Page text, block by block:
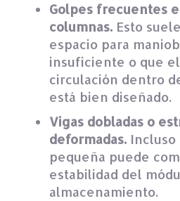
Golpes frecuentes
columnas. Esto
espacio para
insuficiente o que
circulación dentro
está bien diseñado.
Vigas dobladas o
deformadas. Incluso
pequeña puede
estabilidad del
almacenamiento.